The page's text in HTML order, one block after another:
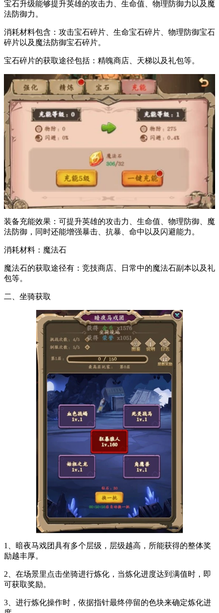
宝石升级能够提升英雄的攻击力、生命值、物理防御力以及魔
法防御力。
消耗材料包含：攻击宝石碎片、生命宝石碎片、物理防御宝石
碎片以及魔法防御宝石碎片。
宝石碎片的获取途径包括：精魄商店、天梯以及礼包等。
装备充能效果：可提升英雄的攻击力、生命值、物理防御、魔
法防御，同时还能增强暴击、抗暴、命中以及闪避能力。
消耗材料：魔法石
魔法石的获取途径有：竞技商店、日常中的魔法石副本以及礼
包等。
二、坐骑获取
1、暗夜马戏团具有多个层级，层级越高，所能获得的整体奖
励越丰厚。
2、在场景里点击坐骑进行炼化，当炼化进度达到满值时，即
可获取奖励。
3、进行炼化操作时，依据指针最终停留的色块来确定炼化进